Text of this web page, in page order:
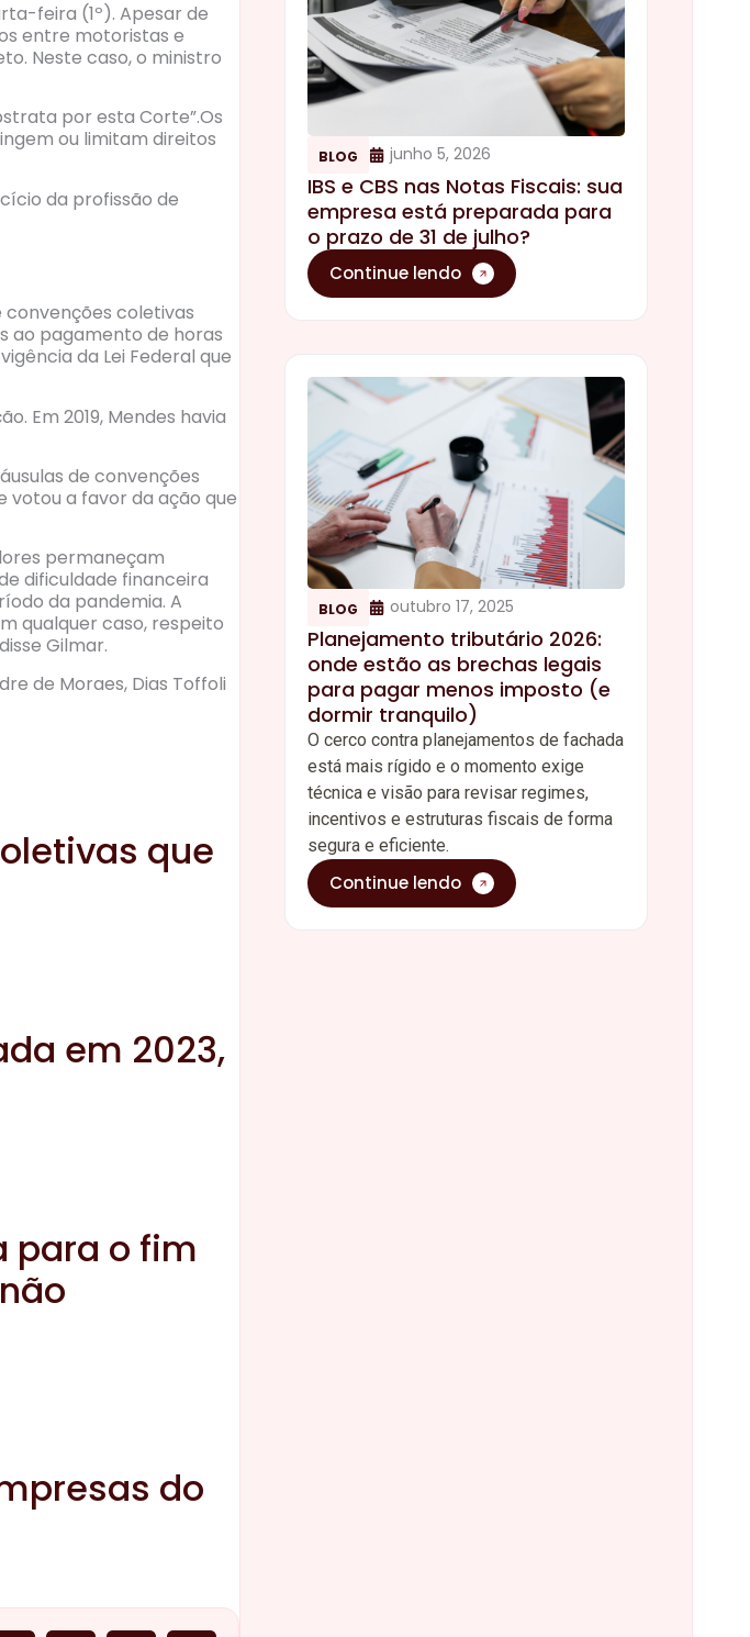
BLOG junho 5, 2026
IBS e CBS nas Notas Fiscais: sua
empresa está preparada para
o prazo de 31 de julho?
Continue lendo
BLOG outubro 17, 2025
Planejamento tributário 2026:
onde estão as brechas legais
para pagar menos imposto (e
dormir tranquilo)
O cerco contra planejamentos de fachada
está mais rígido e o momento exige
técnica e visão para revisar regimes,
incentivos e estruturas fiscais de forma
segura e eficiente.
Continue lendo
feira (1º). Apesar de
entre motoristas e
Neste caso, o ministro
por esta Corte”.Os
ou limitam direitos
da profissão de
convenções coletivas
ao pagamento de horas
da Lei Federal que
Em 2019, Mendes havia
de convenções
votou a favor da ação que
permaneçam
dificuldade financeira
da pandemia. A
qualquer caso, respeito
Gilmar.
de Moraes, Dias Toffoli
que
em 2023,
para o fim
do